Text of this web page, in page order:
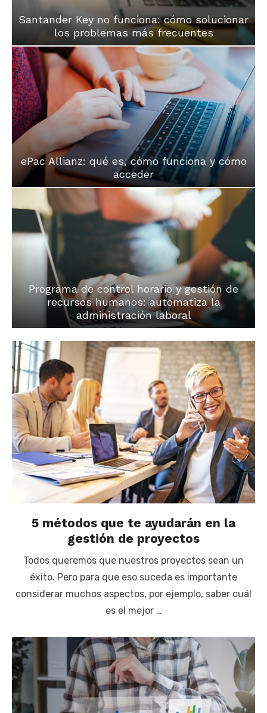
Santander Key no funciona: cómo solucionar
los problemas más frecuentes
ePac Allianz: qué es, cómo funciona y cómo
acceder
Programa de control horario y gestión de
recursos humanos: automatiza la
administración laboral
5 métodos que te ayudarán en la
gestión de proyectos
Todos queremos que nuestros proyectos sean un
éxito. Pero para que eso suceda es importante
considerar muchos aspectos, por ejemplo, saber cuál
es el mejor …